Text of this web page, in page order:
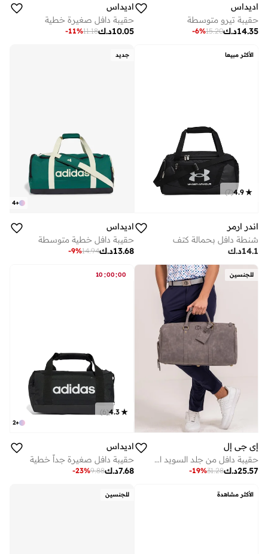
اديداس
حقيبة تيرو متوسطة
د.ك14.35
15.20
-6%
اديداس
حقيبة دافل صغيرة خطية
د.ك10.05
11.18
-11%
الأكثر مبيعا
4.9
(
7
)
اندر ارمر
شنطة دافل بحمالة كتف
د.ك14.1
جديد
+
4
اديداس
حقيبة دافل خطية متوسطة
د.ك13.68
14.94
-9%
للجنسين
إي جي إل
حقيبة دافل من جلد السويد النباتي - رمادي ناردو
د.ك25.57
31.28
-19%
10 :00:00
+
2
4.3
(
6
)
اديداس
حقيبة دافل صغيرة جداً خطية
د.ك7.68
9.88
-23%
الأكثر مشاهدة للجنسين